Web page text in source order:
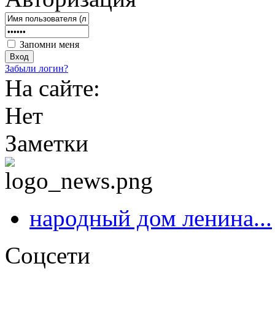
Запомни меня
Забыли логин?
На сайте:
Нет
Заметки
народный дом ленина...
Соцсети